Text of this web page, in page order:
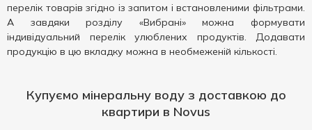
перелік товарів згідно із запитом і встановленими фільтрами.
А завдяки розділу «Вибрані» можна формувати
індивідуальний перелік улюблених продуктів. Додавати
продукцію в цю вкладку можна в необмеженій кількості.
Купуємо мінеральну воду з доставкою до
квартири в Novus